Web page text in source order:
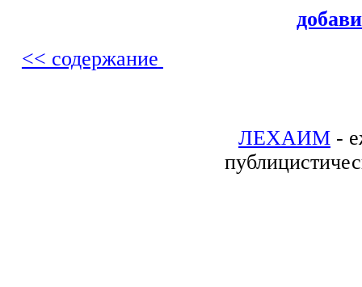
<< содержание
ЛЕХАИМ -